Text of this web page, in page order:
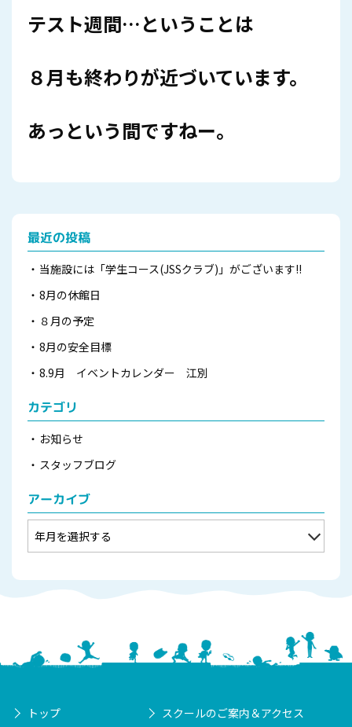
テスト週間…ということは
８月も終わりが近づいています。
あっという間ですねー。
最近の投稿
当施設には「学生コース(JSSクラブ)」がございます!!
8月の休館日
８月の予定
8月の安全目標
8.9月 イベントカレンダー 江別
カテゴリ
お知らせ
スタッフブログ
アーカイブ
トップ スクールのご案内＆アクセス